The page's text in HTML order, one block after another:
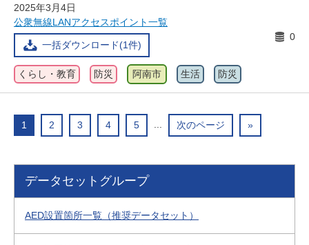
2025年3月4日
公衆無線LANアクセスポイント一覧
一括ダウンロード(1件)
0
くらし・教育 防災 阿南市 生活 防災
1 2 3 4 5 ... 次のページ »
データセットグループ
AED設置箇所一覧（推奨データセット）